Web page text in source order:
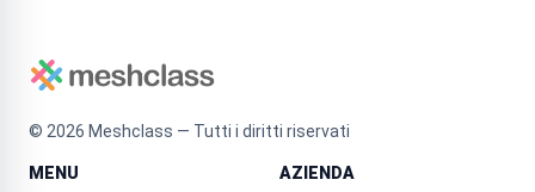
© 2026 Meshclass — Tutti i diritti riservati
MENU AZIENDA